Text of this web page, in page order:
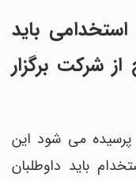
باید
شرکت برگزار
می شود این
باید داوطلبان